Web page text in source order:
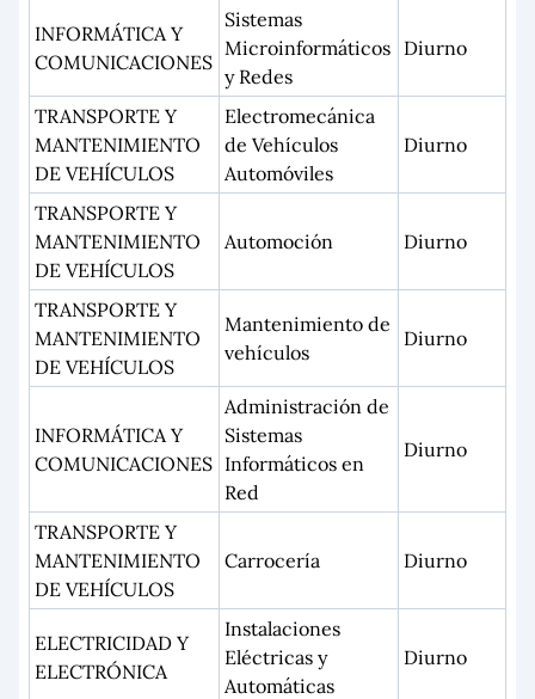
INFORMÁTICA Y
COMUNICACIONES
Sistemas
Microinformáticos
y Redes
Diurno
TRANSPORTE Y
MANTENIMIENTO
DE VEHÍCULOS
Electromecánica
de Vehículos
Automóviles
Diurno
TRANSPORTE Y
MANTENIMIENTO
DE VEHÍCULOS
Automoción Diurno
TRANSPORTE Y
MANTENIMIENTO
DE VEHÍCULOS
Mantenimiento de
vehículos
Diurno
INFORMÁTICA Y
COMUNICACIONES
Administración de
Sistemas
Informáticos en
Red
Diurno
TRANSPORTE Y
MANTENIMIENTO
DE VEHÍCULOS
Carrocería Diurno
ELECTRICIDAD Y
ELECTRÓNICA
Instalaciones
Eléctricas y
Automáticas
Diurno